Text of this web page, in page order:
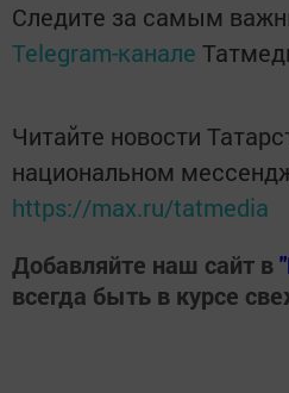
Следите за самым
Telegram-канале
Читайте новости
национальном
https://max.ru/tatmedia
Добавляйте наш сайт в
всегда быть в курсе